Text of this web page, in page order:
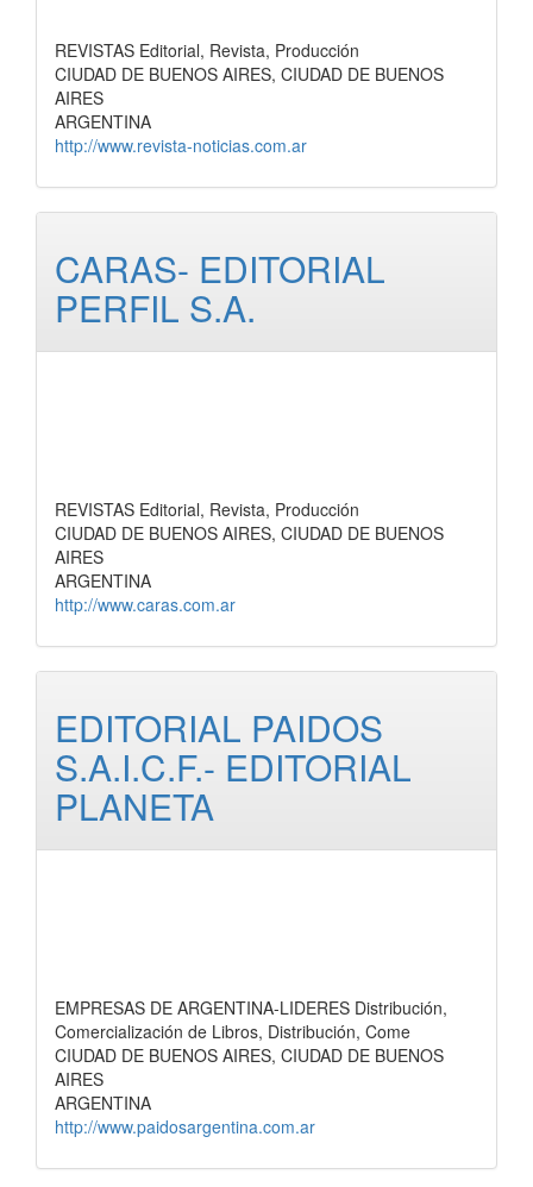
REVISTAS Editorial, Revista, Producción
CIUDAD DE BUENOS AIRES, CIUDAD DE BUENOS
AIRES
ARGENTINA
http://www.revista-noticias.com.ar
CARAS- EDITORIAL
PERFIL S.A.
REVISTAS Editorial, Revista, Producción
CIUDAD DE BUENOS AIRES, CIUDAD DE BUENOS
AIRES
ARGENTINA
http://www.caras.com.ar
EDITORIAL PAIDOS
S.A.I.C.F.- EDITORIAL
PLANETA
EMPRESAS DE ARGENTINA-LIDERES Distribución,
Comercialización de Libros, Distribución, Come
CIUDAD DE BUENOS AIRES, CIUDAD DE BUENOS
AIRES
ARGENTINA
http://www.paidosargentina.com.ar